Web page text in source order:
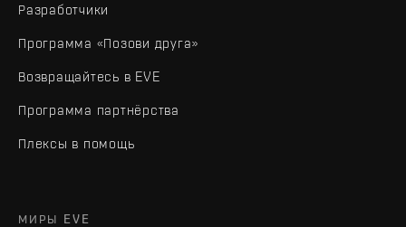
Разработчики
Программа «Позови друга»
Возвращайтесь в EVE
Программа партнёрства
Плексы в помощь
МИРЫ EVE